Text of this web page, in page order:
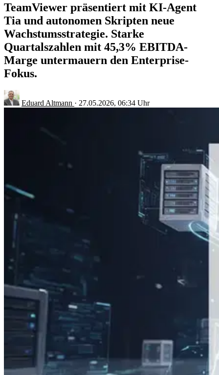
TeamViewer präsentiert mit KI-Agent
Tia und autonomen Skripten neue
Wachstumsstrategie. Starke
Quartalszahlen mit 45,3% EBITDA-
Marge untermauern den Enterprise-
Fokus.
Eduard Altmann · 27.05.2026, 06:34 Uhr